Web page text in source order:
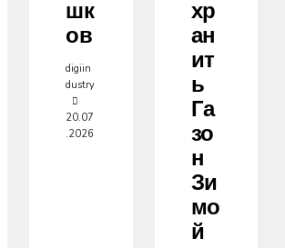
Шк
Ов
digiin
dustry
20.07
.2026
Хр
Ан
Ит
Ь
Га
Зо
Н
Зи
Мо
Й